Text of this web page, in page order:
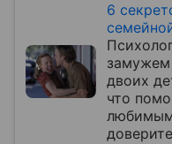
6
замужем
двоих
что